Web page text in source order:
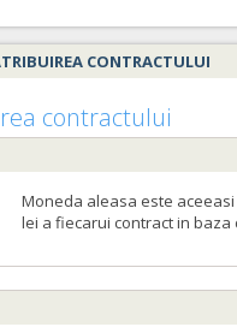
CONTRACTULUI
contractului
Moneda aleasa este
lei a fiecarui contract in